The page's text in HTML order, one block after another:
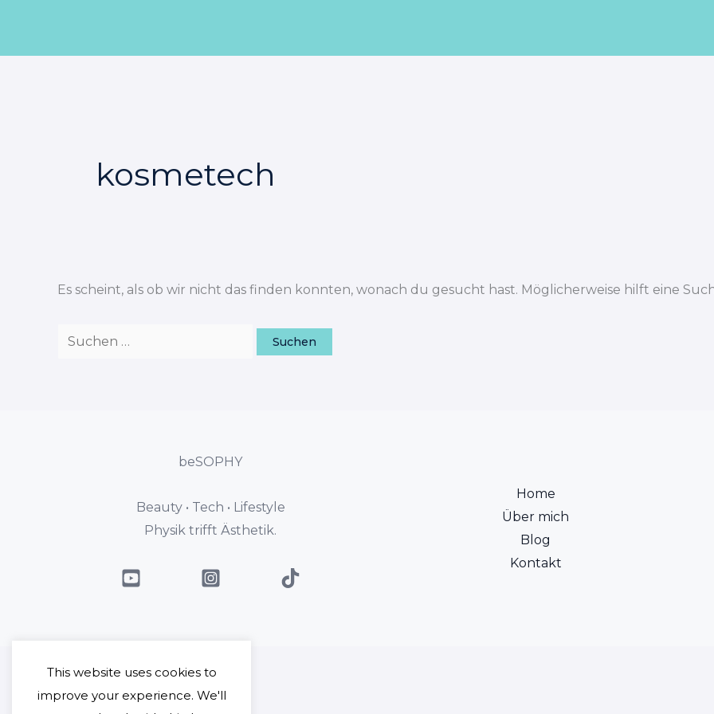
springen
kosmetech
Es scheint, als ob wir nicht das finden konnten, wonach du gesucht hast. Möglicherweise hilft eine
beSOPHY
Beauty • Tech • Lifestyle
Physik trifft Ästhetik.
Home
Über mich
Blog
Kontakt
This website uses cookies to
improve your experience. We'll